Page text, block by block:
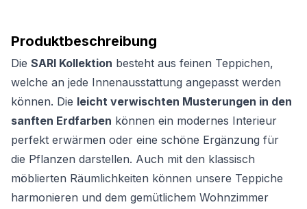
Produktbeschreibung
Die SARI Kollektion besteht aus feinen Teppichen,
welche an jede Innenausstattung angepasst werden
können. Die leicht verwischten Musterungen in den
sanften Erdfarben können ein modernes Interieur
perfekt erwärmen oder eine schöne Ergänzung für
die Pflanzen darstellen. Auch mit den klassisch
möblierten Räumlichkeiten können unsere Teppiche
harmonieren und dem gemütlichem Wohnzimmer